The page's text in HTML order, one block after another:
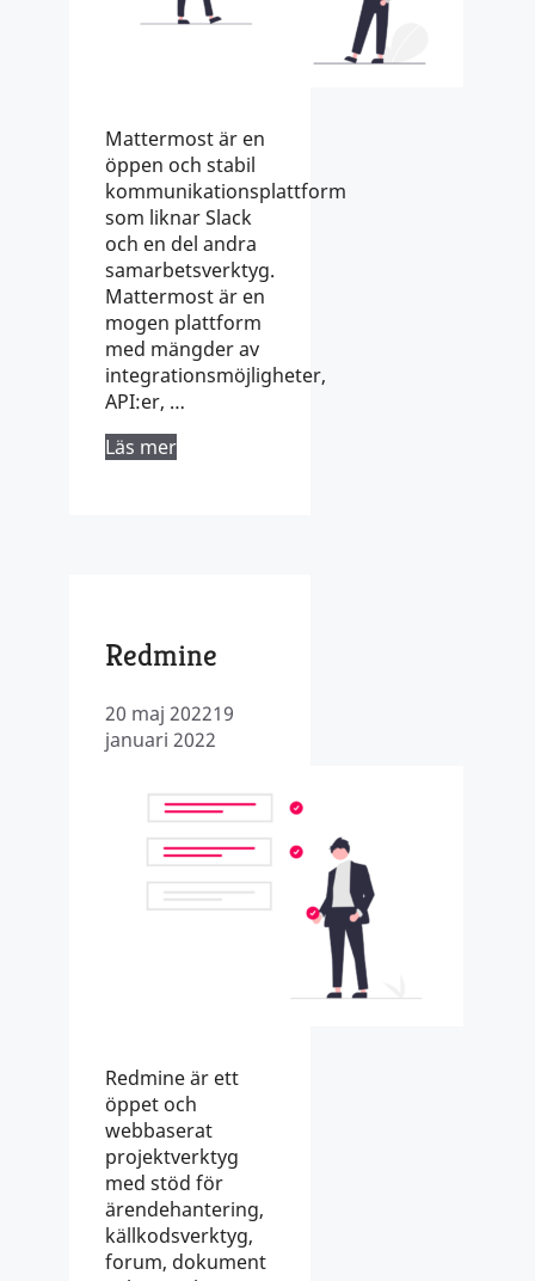
Mattermost är en
öppen och stabil
kommunikationsplattform
som liknar Slack
och en del andra
samarbetsverktyg.
Mattermost är en
mogen plattform
med mängder av
integrationsmöjligheter,
API:er, …
Läs mer
Redmine
20 maj 202219
januari 2022
Redmine är ett
öppet och
webbaserat
projektverktyg
med stöd för
ärendehantering,
källkodsverktyg,
forum, dokument